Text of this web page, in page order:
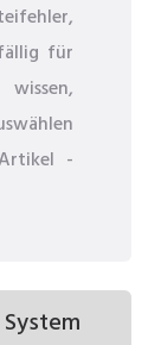
für
-